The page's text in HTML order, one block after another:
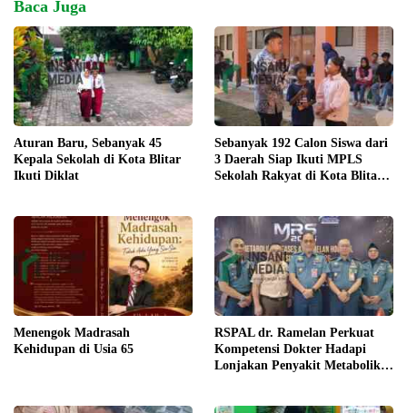
Baca Juga
Aturan Baru, Sebanyak 45
Kepala Sekolah di Kota Blitar
Ikuti Diklat
Sebanyak 192 Calon Siswa dari
3 Daerah Siap Ikuti MPLS
Sekolah Rakyat di Kota Blitar
Menengok Madrasah
Kehidupan di Usia 65
RSPAL dr. Ramelan Perkuat
Kompetensi Dokter Hadapi
Lonjakan Penyakit Metabolik